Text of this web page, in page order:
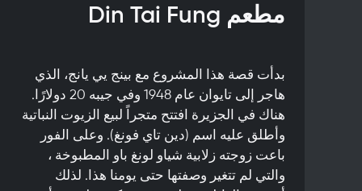
مطعم Din Tai Fung
بدأت قصة هذا المشروع مع بينج يي يانج، الذي
هاجر إلى تايوان عام 1948 وفي جيبه 20 دولارًا.
هناك في الجزيرة افتتح متجراً لبيع الزيوت النباتية
وأطلق عليه اسم (دين تاي فونغ). وعلى الفور
باعت زوجته زلابية شياو لونغ باو المطبوخة ،
والتي لم تتغير وصفتها حتى يومنا هذا. لذلك